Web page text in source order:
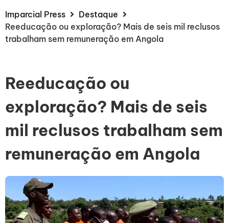
Imparcial Press
Destaque
Reeducação ou exploração? Mais de seis mil reclusos
trabalham sem remuneração em Angola
Reeducação ou
exploração? Mais de seis
mil reclusos trabalham sem
remuneração em Angola